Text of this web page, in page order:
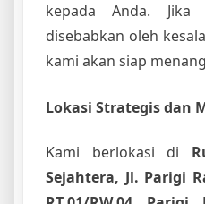
kepada Anda.
disebabkan oleh
kami akan siap
Lokasi Strategis dan
Kami berlokasi di
Sejahtera, Jl. Parigi